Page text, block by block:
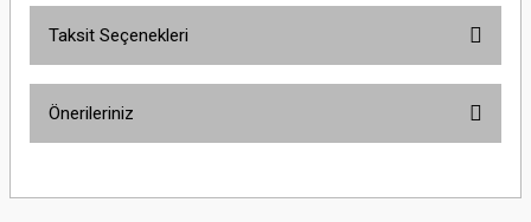
Taksit Seçenekleri
Önerileriniz
yetersiz gördüğünüz noktaları öneri formunu kullanarak tarafımıza